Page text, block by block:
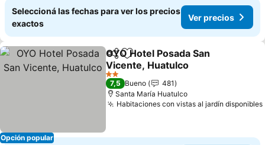
Seleccioná las fechas para ver los precios
exactos
Ver precios
Opción popular
CompartirAñadir a favoritos
OYO Hotel Posada San
Vicente, Huatulco
2 Estrellas
7,5 Bueno
481
Santa María Huatulco
Habitaciones con vistas al jardín disponibles